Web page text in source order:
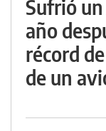
Sufrió
año
récord
de un